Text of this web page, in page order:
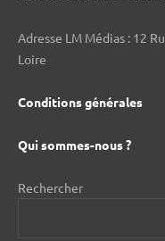
Adresse LM Médias : 12
Loire
Conditions générales
Qui sommes-nous ?
Rechercher